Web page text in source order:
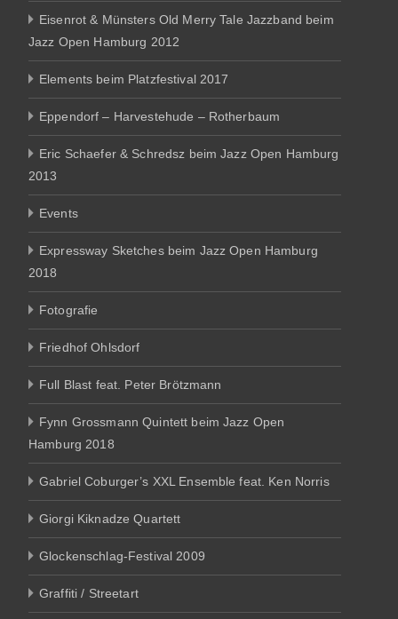
Eisenrot & Münsters Old Merry Tale Jazzband beim
Jazz Open Hamburg 2012
Elements beim Platzfestival 2017
Eppendorf – Harvestehude – Rotherbaum
Eric Schaefer & Schredsz beim Jazz Open Hamburg
2013
Events
Expressway Sketches beim Jazz Open Hamburg
2018
Fotografie
Friedhof Ohlsdorf
Full Blast feat. Peter Brötzmann
Fynn Grossmann Quintett beim Jazz Open
Hamburg 2018
Gabriel Coburger’s XXL Ensemble feat. Ken Norris
Giorgi Kiknadze Quartett
Glockenschlag-Festival 2009
Graffiti / Streetart